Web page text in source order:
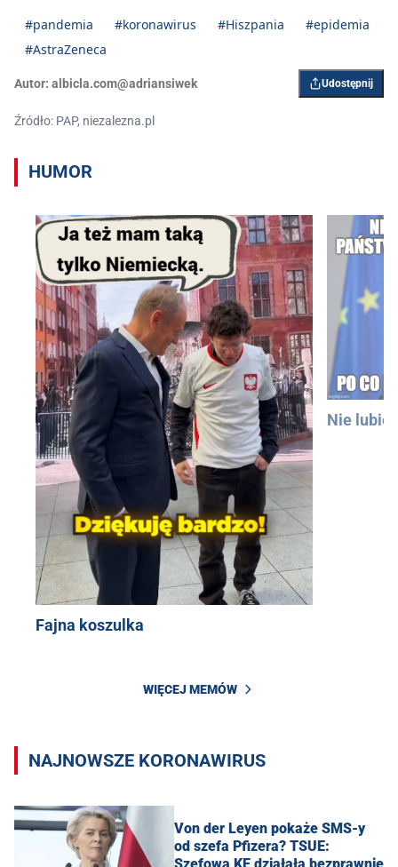
#pandemia #koronawirus #Hiszpania
#epidemia
#AstraZeneca
Autor: albicla.com@adriansiwek Udostępnij
Źródło: PAP, niezalezna.pl
HUMOR
Fajna koszulka
Nie lubię
WIĘCEJ MEMÓW
NAJNOWSZE KORONAWIRUS
Von der Leyen pokaże SMS-y
od szefa Pfizera? TSUE: